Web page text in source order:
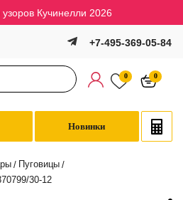
Кучинелли 2026
+7-495-369-05-84
0 0
Новинки
/ Пуговицы /
30-12